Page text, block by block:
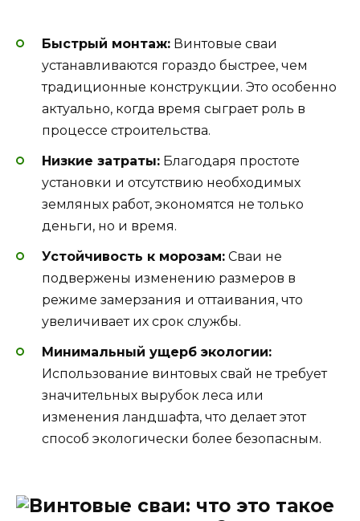
Быстрый монтаж: Винтовые сваи
устанавливаются гораздо быстрее, чем
традиционные конструкции. Это особенно
актуально, когда время сыграет роль в
процессе строительства.
Низкие затраты: Благодаря простоте
установки и отсутствию необходимых
земляных работ, экономятся не только
деньги, но и время.
Устойчивость к морозам: Сваи не
подвержены изменению размеров в
режиме замерзания и оттаивания, что
увеличивает их срок службы.
Минимальный ущерб экологии:
Использование винтовых свай не требует
значительных вырубок леса или
изменения ландшафта, что делает этот
способ экологически более безопасным.